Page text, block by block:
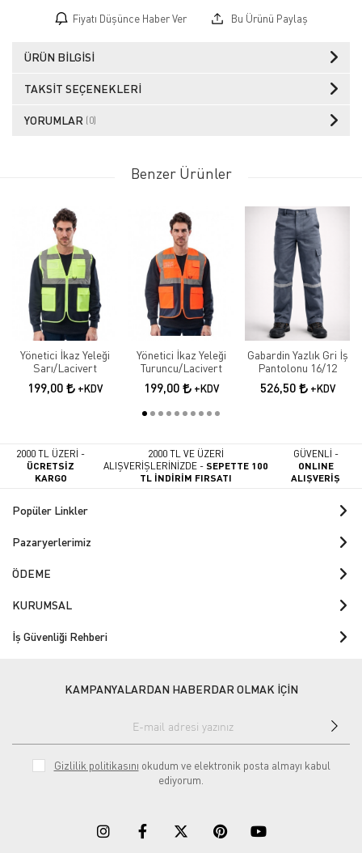
Fiyatı Düşünce Haber Ver Bu Ürünü Paylaş
ÜRÜN BILGISI
TAKSIT SEÇENEKLERI
YORUMLAR (0)
Benzer Ürünler
Yönetici İkaz Yeleği
Sarı/Lacivert
199,00 +KDV
Yönetici İkaz Yeleği
Turuncu/Lacivert
199,00 +KDV
Gabardin Yazlık Gri İş
Pantolonu 16/12
526,50 +KDV
2000 TL ÜZERİ -
ÜCRETSİZ
KARGO
2000 TL VE ÜZERİ
ALIŞVERİŞLERİNİZDE -SEPETTE 100
TL İNDİRİM FIRSATI
GÜVENLİ -
ONLINE
ALIŞVERİŞ
Popüler Linkler
Pazaryerlerimiz
ÖDEME
KURUMSAL
İş Güvenliği Rehberi
KAMPANYALARDAN HABERDAR OLMAK İÇİN
Gizlilik politikasını okudum ve elektronik posta almayı kabul
ediyorum.